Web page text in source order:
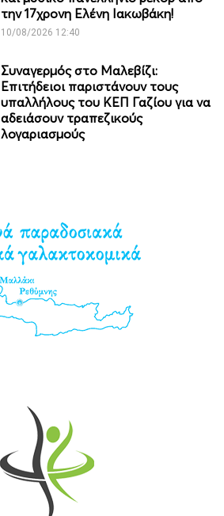
την 17χρονη Ελένη Ιακωβάκη!
10/08/2026 12:40
Συναγερμός στο Μαλεβίζι:
Επιτήδειοι παριστάνουν τους
υπαλλήλους του ΚΕΠ Γαζίου για να
αδειάσουν τραπεζικούς
λογαριασμούς